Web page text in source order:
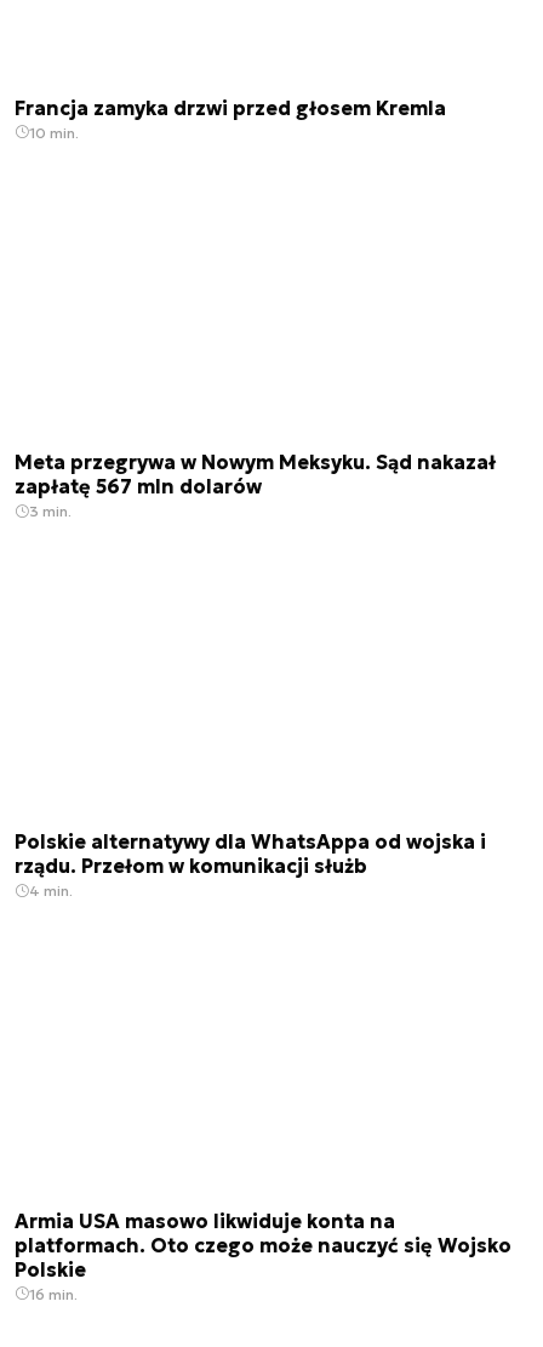
Francja zamyka drzwi przed głosem Kremla
10 min.
Meta przegrywa w Nowym Meksyku. Sąd nakazał
zapłatę 567 mln dolarów
3 min.
Polskie alternatywy dla WhatsAppa od wojska i
rządu. Przełom w komunikacji służb
4 min.
Armia USA masowo likwiduje konta na
platformach. Oto czego może nauczyć się Wojsko
Polskie
16 min.